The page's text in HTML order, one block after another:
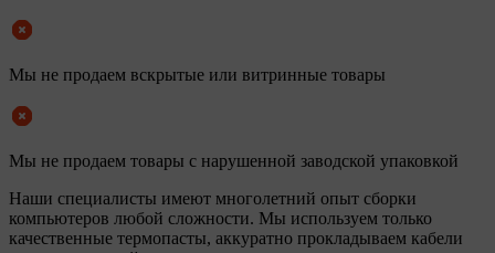
Мы не продаем вскрытые или витринные товары
Мы не продаем товары с нарушенной заводской упаковкой
Наши специалисты имеют многолетний опыт сборки
компьютеров любой сложности. Мы используем только
качественные термопасты, аккуратно прокладываем кабели